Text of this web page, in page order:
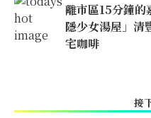
離市區15分鐘的
隱少女湯屋」清
宅咖啡
接